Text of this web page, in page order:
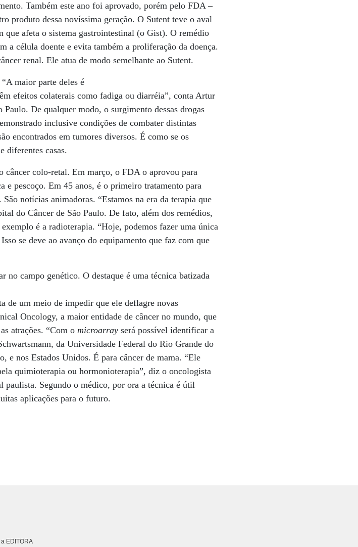
Também este ano foi aprovado, porém pelo FDA –
produto dessa novíssima geração. O Sutent teve o aval
afeta o sistema gastrointestinal (o Gist). O remédio
a célula doente e evita também a proliferação da doença.
renal. Ele atua de modo semelhante ao Sutent.
maior parte deles é
efeitos colaterais como fadiga ou diarréia”, conta Artur
De qualquer modo, o surgimento dessas drogas
inclusive condições de combater distintas
encontrados em tumores diversos. É como se os
diferentes casas.
colo-retal. Em março, o FDA o aprovou para
e pescoço. Em 45 anos, é o primeiro tratamento para
notícias animadoras. “Estamos na era da terapia que
do Câncer de São Paulo. De fato, além dos remédios,
é a radioterapia. “Hoje, podemos fazer uma única
se deve ao avanço do equipamento que faz com que
no campo genético. O destaque é uma técnica batizada
de um meio de impedir que ele deflagre novas
Oncology, a maior entidade de câncer no mundo, que
atrações. “Com omicroarray será possível identificar a
da Universidade Federal do Rio Grande do
e nos Estados Unidos. É para câncer de mama. “Ele
quimioterapia ou hormonioterapia”, diz o oncologista
Segundo o médico, por ora a técnica é útil
aplicações para o futuro.
EDITORA